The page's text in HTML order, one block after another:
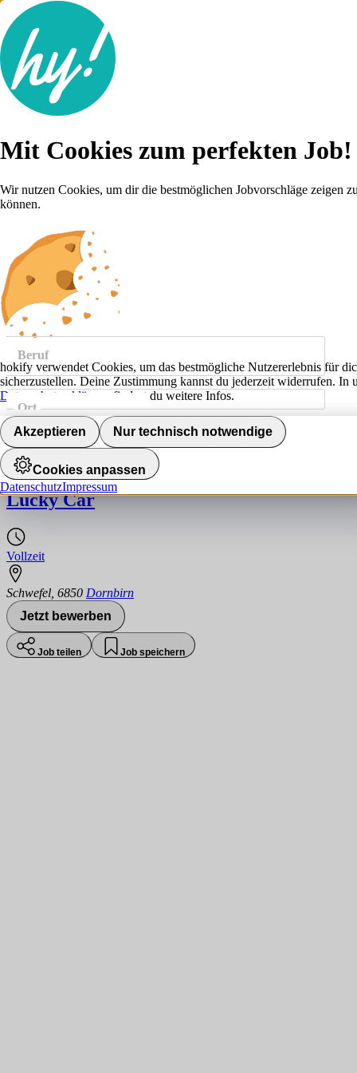
Lebenslauf
Karriere-Tipps
Anmelden
weitere
Jobs anzeigen
Beruf
Ort
Jobs finden
Kfz-Spengler (w/m/d)
Lucky Car
Vollzeit
Schwefel 6850 Dornbirn
Jetzt bewerben
Job teilen Job speichern
Mit Cookies zum perfekten Job!
Wir nutzen Cookies, um dir die bestmöglichen Jobvorschläge zeigen zu
können.
hokify verwendet Cookies, um das bestmögliche Nutzererlebnis für
sicherzustellen. Deine Zustimmung kannst du jederzeit widerrufen. In
Datenschutzerklärung
findest du weitere Infos.
Akzeptieren Nur technisch notwendige
Cookies anpassen
DatenschutzImpressum